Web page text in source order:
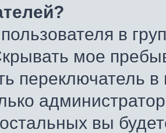
в
мое
переключатель
вы